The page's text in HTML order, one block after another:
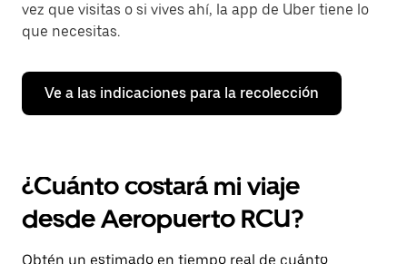
vez que visitas o si vives ahí, la app de Uber tiene lo
que necesitas.
Ve a las indicaciones para la recolección
¿Cuánto costará mi viaje
desde Aeropuerto RCU?
Obtén un estimado en tiempo real de cuánto